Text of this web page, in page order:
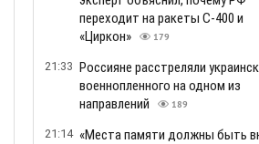
переходит на ракеты С-400 и
«Циркон»
179
21:33 Россияне расстреляли
военнопленного на одном из
направлений
189
21:14 «Места памяти должны быть